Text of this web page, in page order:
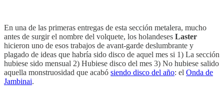
En una de las primeras entregas de esta sección metalera, mucho
antes de surgir el nombre del volquete, los holandeses Laster
hicieron uno de esos trabajos de avant-garde deslumbrante y
plagado de ideas que habría sido disco de aquel mes si 1) La sección
hubiese sido mensual 2) Hubiese disco del mes 3) No hubiese salido
aquella monstruosidad que acabó siendo disco del año: el Onda de
Jambinai.